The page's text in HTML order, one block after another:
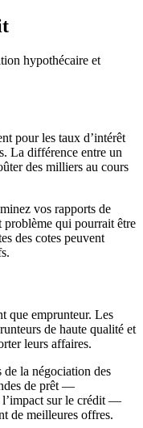
hypothécaire et
pour les taux d’intérêt
La différence entre un
des milliers au cours
vos rapports de
problème qui pourrait être
des cotes peuvent
que emprunteur. Les
de haute qualité et
leurs affaires.
la négociation des
de prêt —
l’impact sur le crédit —
de meilleures offres.